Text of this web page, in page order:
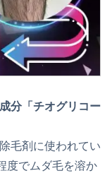
分「チオグリコー
毛剤に使われてい
度でムダ毛を溶か